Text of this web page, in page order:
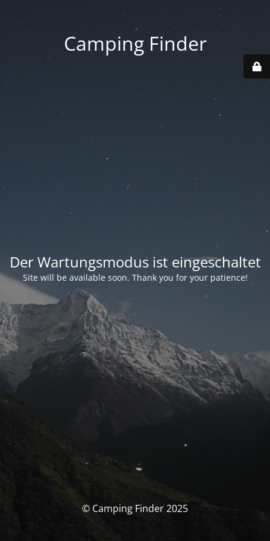
Camping Finder
Der Wartungsmodus ist eingeschaltet
Site will be available soon. Thank you for your patience!
© Camping Finder 2025